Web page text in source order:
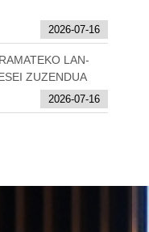
2026-07-16
LAN-
ZUZENDUA
2026-07-16